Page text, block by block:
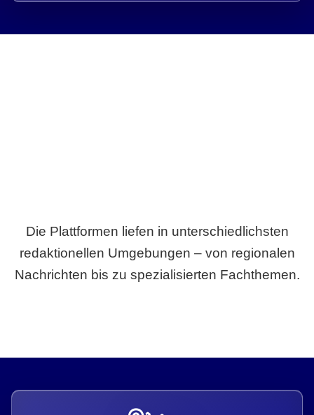
Die Plattformen liefen in unterschiedlichsten
redaktionellen Umgebungen – von regionalen
Nachrichten bis zu spezialisierten Fachthemen.